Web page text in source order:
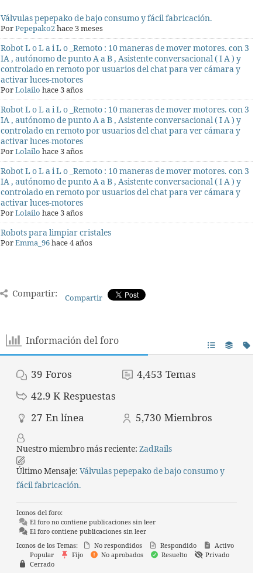
Válvulas pepepako de bajo consumo y fácil fabricación.
PorPepepako2hace 3 meses
Robot L o L a i L o _Remoto : 10 maneras de mover motores. con 3
IA , autónomo de punto A a B , Asistente conversacional ( I A ) y
controlado en remoto por usuarios del chat para ver cámara y
activar luces-motores
PorLolailo hace 3 años
Robot L o L a i L o _Remoto : 10 maneras de mover motores. con 3
IA , autónomo de punto A a B , Asistente conversacional ( I A ) y
controlado en remoto por usuarios del chat para ver cámara y
activar luces-motores
PorLolailo hace 3 años
Robot L o L a i L o _Remoto : 10 maneras de mover motores. con 3
IA , autónomo de punto A a B , Asistente conversacional ( I A ) y
controlado en remoto por usuarios del chat para ver cámara y
activar luces-motores
PorLolailo hace 3 años
Robots para limpiar cristales
PorEmma_96hace 4 años
Compartir: Compartir
Información del foro
39 Foros 4,453 Temas
42.9 K Respuestas
27 En línea 5,730 Miembros
Nuestro miembro más reciente: ZadRails
Último Mensaje: Válvulas pepepako de bajo consumo y
fácil fabricación.
Iconos del foro:
El foro no contiene publicaciones sin leer
El foro contiene publicaciones sin leer
Iconos de los Temas:
No respondidos Respondido
Activo
Popular
Fijo No aprobados Resuelto
Privado
Cerrado